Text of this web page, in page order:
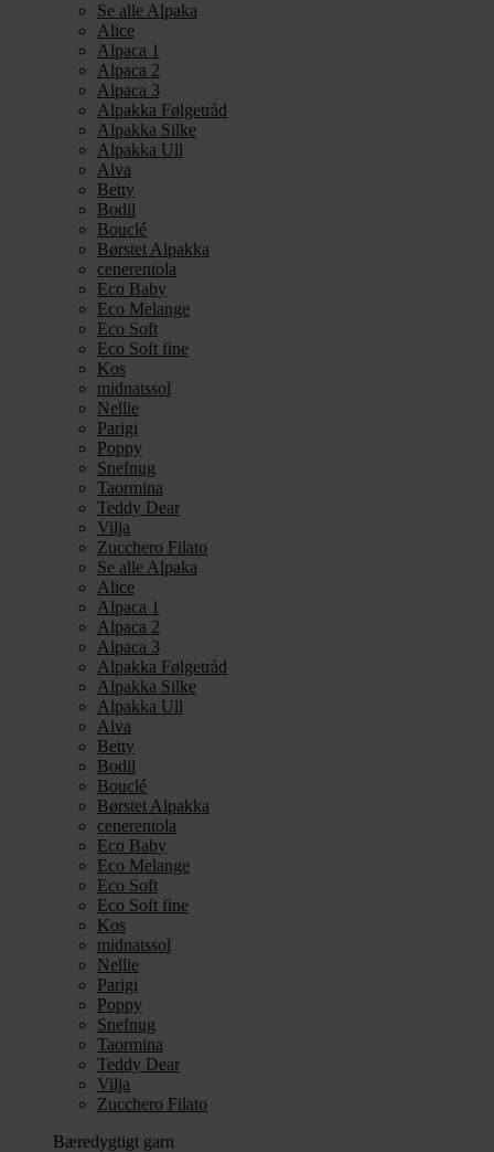
Se alle Alpaka
Alice
Alpaca 1
Alpaca 2
Alpaca 3
Alpakka Følgetråd
Alpakka Silke
Alpakka Ull
Alva
Betty
Bodil
Bouclé
Børstet Alpakka
cenerentola
Eco Baby
Eco Melange
Eco Soft
Eco Soft fine
Kos
midnatssol
Nellie
Parigi
Poppy
Snefnug
Taormina
Teddy Dear
Vilja
Zucchero Filato
Se alle Alpaka
Alice
Alpaca 1
Alpaca 2
Alpaca 3
Alpakka Følgetråd
Alpakka Silke
Alpakka Ull
Alva
Betty
Bodil
Bouclé
Børstet Alpakka
cenerentola
Eco Baby
Eco Melange
Eco Soft
Eco Soft fine
Kos
midnatssol
Nellie
Parigi
Poppy
Snefnug
Taormina
Teddy Dear
Vilja
Zucchero Filato
Bæredygtigt garn